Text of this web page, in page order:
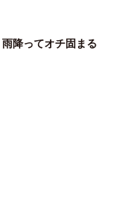
降ってオチ固まる